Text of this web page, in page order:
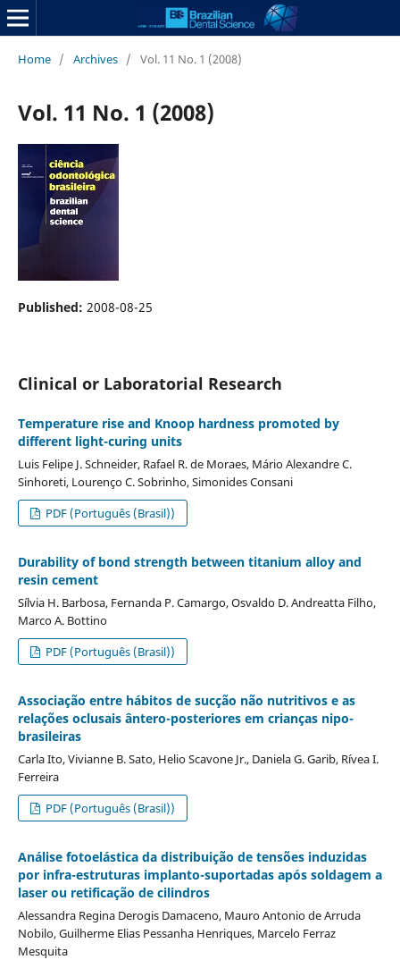
Home / Archives / Vol. 11 No. 1 (2008)
Vol. 11 No. 1 (2008)
Published: 2008-08-25
Clinical or Laboratorial Research
Temperature rise and Knoop hardness promoted by
different light-curing units
Luis Felipe J. Schneider, Rafael R. de Moraes, Mário Alexandre C.
Sinhoreti, Lourenço C. Sobrinho, Simonides Consani
PDF (Português (Brasil))
Durability of bond strength between titanium alloy and
resin cement
Sílvia H. Barbosa, Fernanda P. Camargo, Osvaldo D. Andreatta Filho,
Marco A. Bottino
PDF (Português (Brasil))
Associação entre hábitos de sucção não nutritivos e as
relações oclusais ântero-posteriores em crianças nipo-
brasileiras
Carla Ito, Vivianne B. Sato, Helio Scavone Jr., Daniela G. Garib, Rívea I.
Ferreira
PDF (Português (Brasil))
Análise fotoelástica da distribuição de tensões induzidas
por infra-estruturas implanto-suportadas após soldagem a
laser ou retificação de cilindros
Alessandra Regina Derogis Damaceno, Mauro Antonio de Arruda
Nobilo, Guilherme Elias Pessanha Henriques, Marcelo Ferraz
Mesquita